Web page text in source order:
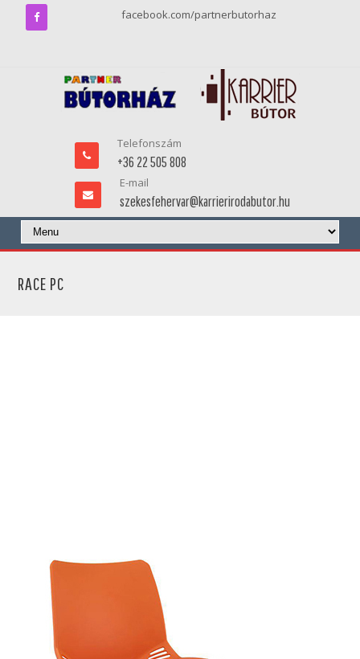
facebook.com/partnerbutorhaz
Telefonszám
+36 22 505 808
E-mail
szekesfehervar@karrierirodabutor.hu
RACE PC